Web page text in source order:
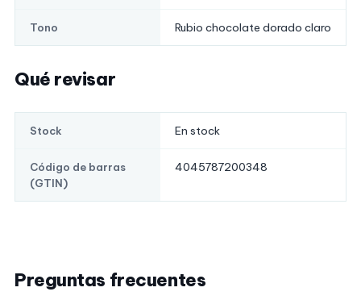
Tono Rubio chocolate dorado claro
Qué revisar
Stock En stock
Código de barras
(GTIN)
4045787200348
Preguntas frecuentes